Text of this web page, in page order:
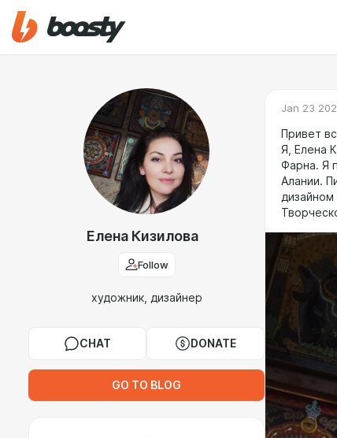
Елена Кизилова
Follow
художник, дизайнер
CHAT DONATE
GO TO BLOG
Jan 23
Привет
Я, Елена
Фарна. Я
Алании.